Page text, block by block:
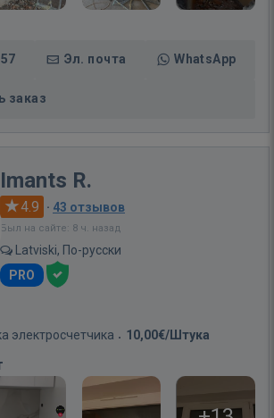
Эл. почта WhatsApp
заказ
Imants R.
4.9 · 43 отзывов
Был на сайте: 8 ч. назад
Latviski, По-русски
PRO
электросчетчика 10,00€/Штука